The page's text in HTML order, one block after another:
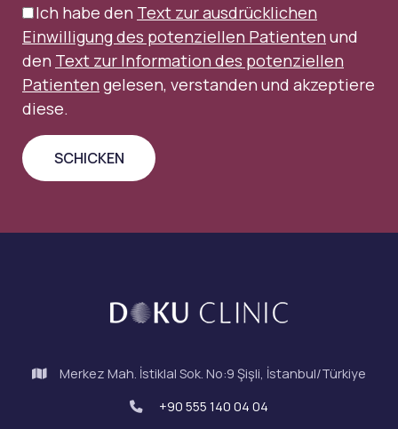
Ich habe den Text zur ausdrücklichen
Einwilligung des potenziellen Patienten und
den Text zur Information des potenziellen
Patienten gelesen, verstanden und akzeptiere
diese.
Merkez Mah. İstiklal Sok. No:9 Şişli, İstanbul/Türkiye
+90 555 140 04 04